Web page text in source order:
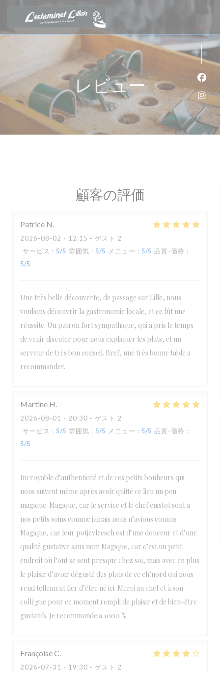
レビュー
顧客の評価
Patrice N
2026-08-02 - 12:15 - ゲスト 2
サービス : 5/5 雰囲気 : 5/5 メニュー : 5/5 品質-価格 :
5/5
Une très belle découverte, de passage sur Lille, nous
voulions découvrir la gastronomie locale, et ce fût une
réussite. Un patron fort sympathique, qui a pris le temps
de venir discuter pour nous expliquer les plats, et un
serveur de très bon conseil. Bref, une très bonne table a
recommander.
Martine H
2026-08-01 - 20:30 - ゲスト 2
サービス : 5/5 雰囲気 : 5/5 メニュー : 5/5 品質-価格 :
5/5
Incroyable d’authenticité et de ces petits bonheurs qui
nous suivent même après avoir quitté ce lieu un peu
magique. Magique, car le service et le chef cuistot sont a
nos petits soins comme jamais nous n’avions connus
Magique, car leur potjevleesch est d’une douceur et d’une
qualité gustative sans nom Magique, car c’est un petit
endroit où l’ont se sent presque chez soi, mais avec en plus
le plaisir d’avoir dégusté des plats de ce ch’nord qui nous
rend tellement fier d’être né ici. Merci au chef et à son
collègue pour ce moment rempli de plaisir et de bien-être
gustatifs. Je recommande a 1000 %
FrançoiseC
2026-07-31 - 19:30 - ゲスト 2